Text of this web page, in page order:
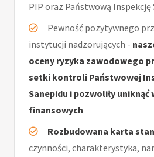
PIP oraz Państwową Inspekcję
Pewność pozytywnego
instytucji nadzorujących -
oceny ryzyka zawodowego
setki kontroli Państwowej
Sanepidu i pozwoliły uniknąć
finansowych
Rozbudowana karta
czynności, charakterystyka,